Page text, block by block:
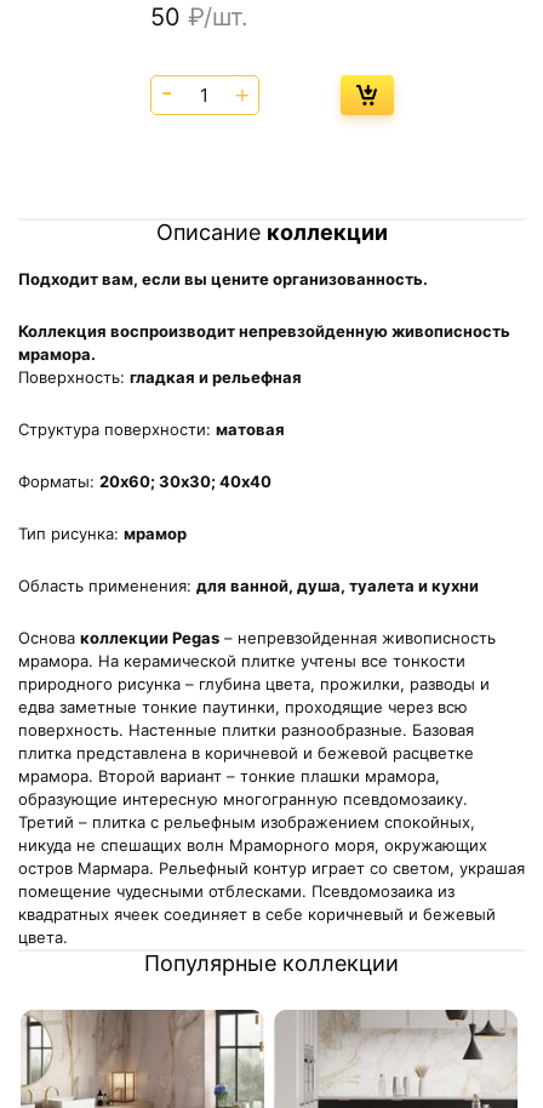
50 ₽/шт.
Описание коллекции
Подходит вам, если вы цените организованность.
Коллекция воспроизводит непревзойденную живописность
мрамора.
Поверхность: гладкая и рельефная
Структура поверхности: матовая
Форматы: 20х60; 30х30; 40х40
Тип рисунка: мрамор
Область применения: для ванной, душа, туалета и кухни
Основа коллекции Pegas – непревзойденная живописность
мрамора. На керамической плитке учтены все тонкости
природного рисунка – глубина цвета, прожилки, разводы и
едва заметные тонкие паутинки, проходящие через всю
поверхность. Настенные плитки разнообразные. Базовая
плитка представлена в коричневой и бежевой расцветке
мрамора. Второй вариант – тонкие плашки мрамора,
образующие интересную многогранную псевдомозаику.
Третий – плитка с рельефным изображением спокойных,
никуда не спешащих волн Мраморного моря, окружающих
остров Мармара. Рельефный контур играет со светом, украшая
помещение чудесными отблесками. Псевдомозаика из
квадратных ячеек соединяет в себе коричневый и бежевый
цвета.
Популярные коллекции